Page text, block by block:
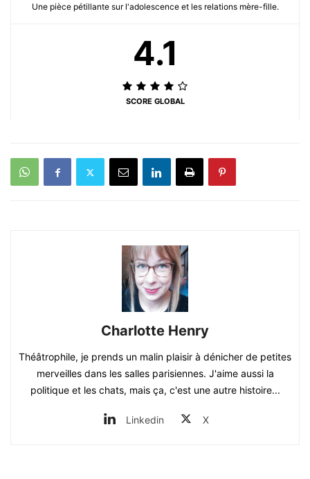
Une pièce pétillante sur l'adolescence et les relations mère-fille.
4.1
SCORE GLOBAL
Charlotte Henry
Théâtrophile, je prends un malin plaisir à dénicher de petites
merveilles dans les salles parisiennes. J'aime aussi la
politique et les chats, mais ça, c'est une autre histoire...
Linkedin X